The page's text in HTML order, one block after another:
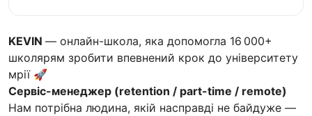
KEVIN — онлайн-школа, яка допомогла 16 000+
школярям зробити впевнений крок до університету
мрії 🚀
Сервіс-менеджер (retention / part-time / remote)
Нам потрібна людина, якій насправді не байдуже —